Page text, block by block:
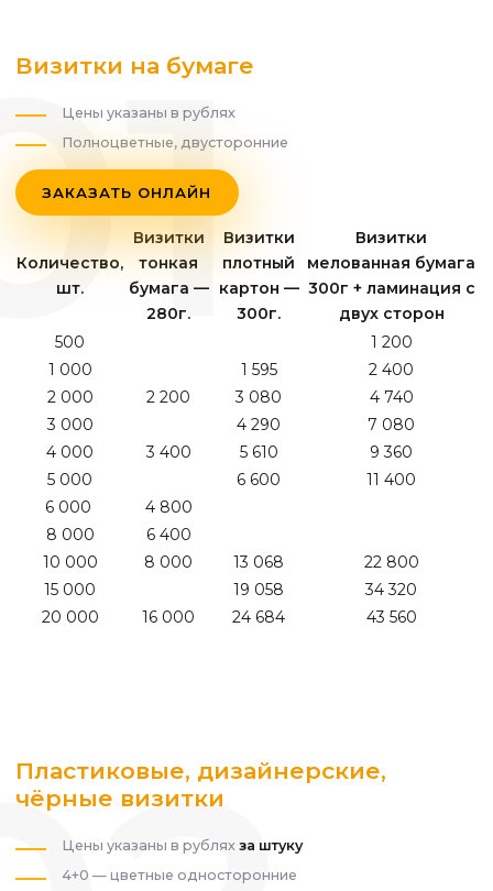
Визитки на бумаге
Цены указаны в рублях
Полноцветные, двусторонние
ЗАКАЗАТЬ ОНЛАЙН
Количество,
шт.
Визитки
тонкая
бумага —
280г.
Визитки
плотный
картон —
300г.
Визитки
мелованная бумага
300г + ламинация с
двух сторон
500
1 200
1 000
1 595
2 400
2 000
2 200 3 080
4 740
3 000
4 290
7 080
4 000
3 400 5 610
9 360
5 000
6 600
11 400
6 000
4 800
8 000
6 400
10 000
8 000 13 068
22 800
15 000
19 058
34 320
20 000
16 000 24 684 43 560
Пластиковые, дизайнерские,
чёрные визитки
Цены указаны в рублях за штуку
4+0 — цветные односторонние